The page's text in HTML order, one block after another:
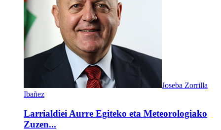
Joseba Zorrilla
Ibañez
Larrialdiei Aurre Egiteko eta Meteorologiako
Zuzen...